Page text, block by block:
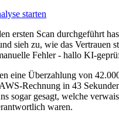
starten
ersten Scan durchgeführt
sieh zu, wie das Vertrauen
Fehler - hallo KI-
eine Überzahlung von
Rechnung in 43
sogar gesagt, welche
waren.